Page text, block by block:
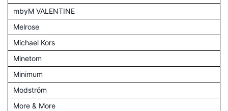
mbyM VALENTINE
Melrose
Michael Kors
Minetom
Minimum
Modström
More & More